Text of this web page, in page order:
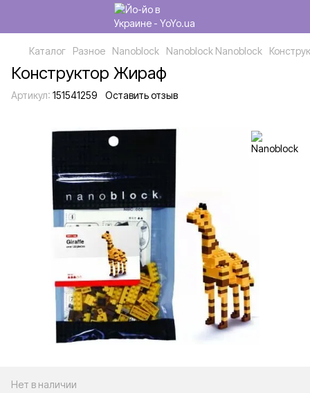
Каталог Разное Nanoblock Nanoblock Nanoblock
Конструктор Жираф
Артикул: 151541259 Оставить отзыв
Нет в наличии